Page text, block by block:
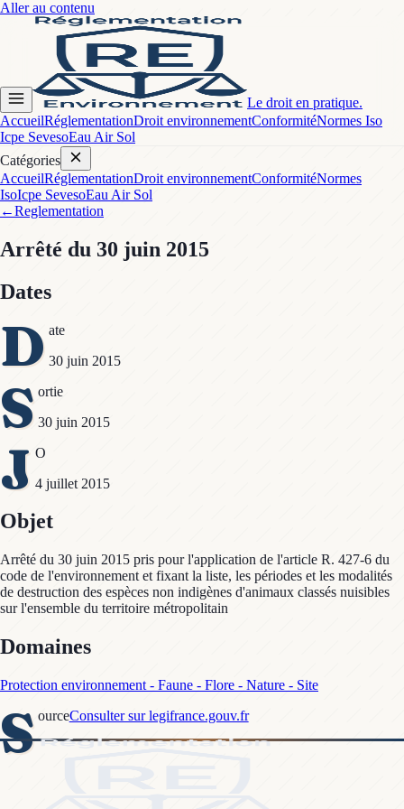
Aller au contenu
Le droit en pratique.
AccueilRéglementationDroit environnementConformitéNormes Iso
Icpe SevesoEau Air Sol
Catégories
AccueilRéglementationDroit environnementConformitéNormes
IsoIcpe SevesoEau Air Sol
←Reglementation
Arrêté du 30 juin 2015
Dates
D ate
30 juin 2015
S ortie
30 juin 2015
J O
4 juillet 2015
Objet
Arrêté du 30 juin 2015 pris pour l'application de l'article R. 427-6 du
code de l'environnement et fixant la liste, les périodes et les modalités
de destruction des espèces non indigènes d'animaux classés nuisibles
sur l'ensemble du territoire métropolitain
Domaines
Protection environnement - Faune - Flore - Nature - Site
S ourceConsulter sur legifrance.gouv.fr